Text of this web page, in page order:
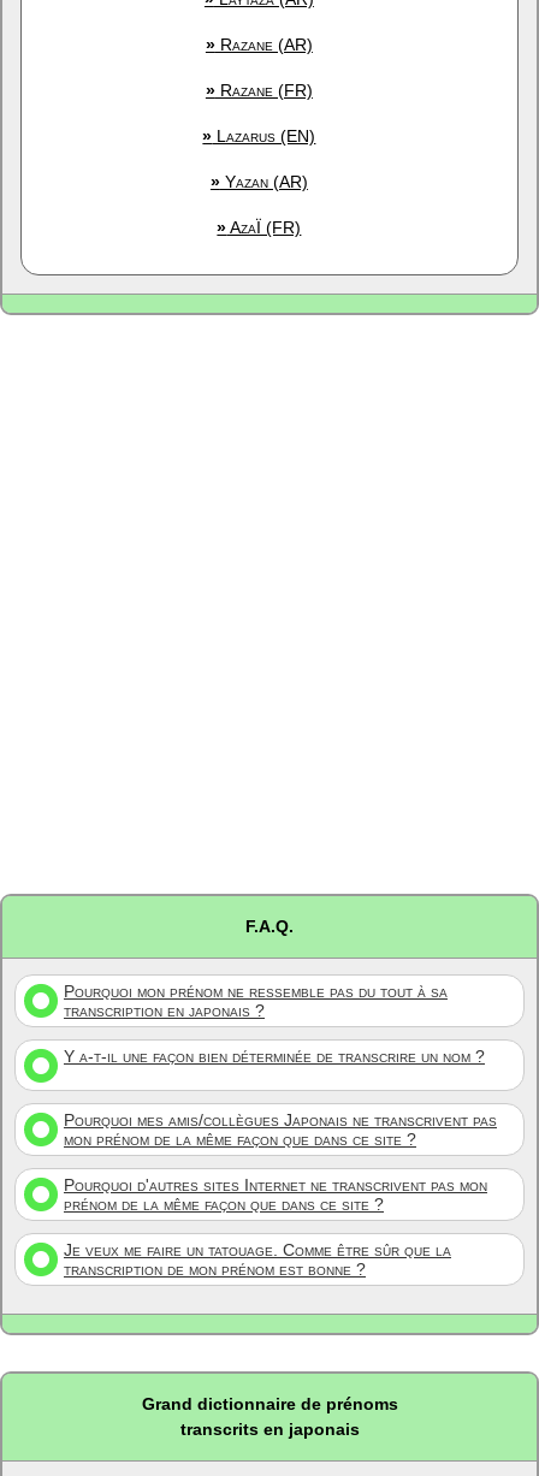
»Razane (AR)
»Razane (FR)
» Lazarus (EN)
»Yazan (AR)
»AzaÏ (FR)
F.A.Q.
Pourquoi mon prénom ne ressemble pas du tout à sa
transcription en japonais ?
Y a-t-il une façon bien déterminée de transcrire un nom ?
Pourquoi mes amis/collègues Japonais ne transcrivent pas
mon prénom de la même façon que dans ce site ?
Pourquoi d'autres sites Internet ne transcrivent pas mon
prénom de la même façon que dans ce site ?
Je veux me faire un tatouage. Comme être sûr que la
transcription de mon prénom est bonne ?
Grand dictionnaire de prénoms
transcrits en japonais